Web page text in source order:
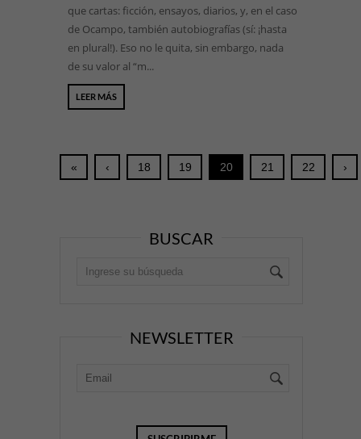
que cartas: ficción, ensayos, diarios, y, en el caso
de Ocampo, también autobiografías (sí: ¡hasta
en plural!). Eso no le quita, sin embargo, nada
de su valor al “m...
LEER MÁS
« ‹ 18 19 20 21 22 ›
BUSCAR
NEWSLETTER